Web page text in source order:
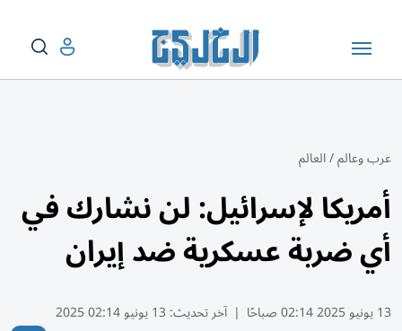
عرب وعالم/العالم
أمريكا لإسرائيل: لن نشارك في
أي ضربة عسكرية ضد إيران
13 يونيو 2025 02:14 صباحًا | آخر تحديث: 13 يونيو 02:14 2025